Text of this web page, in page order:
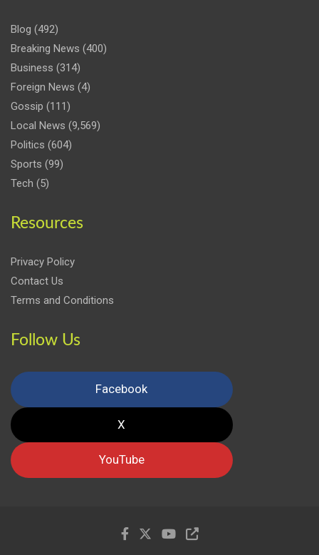
Blog (492)
Breaking News (400)
Business (314)
Foreign News (4)
Gossip (111)
Local News (9,569)
Politics (604)
Sports (99)
Tech (5)
Resources
Privacy Policy
Contact Us
Terms and Conditions
Follow Us
Facebook
X
YouTube